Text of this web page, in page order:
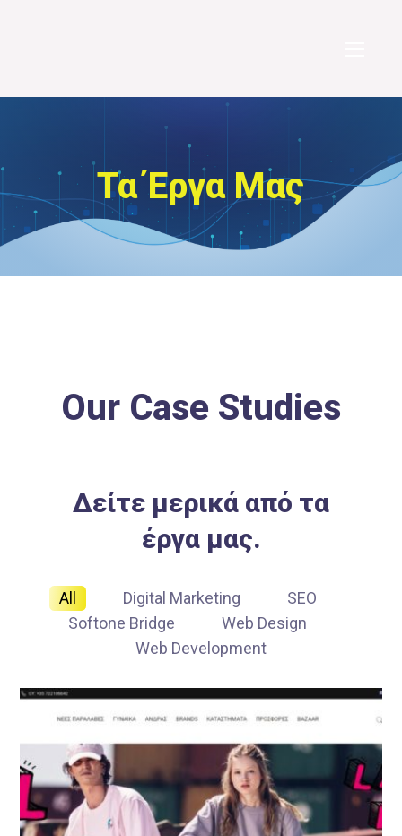
Τα Έργα Μας
Our Case Studies
Δείτε μερικά από τα
έργα μας.
All Digital Marketing
SEO
Softone Bridge
Web Design
Web Development